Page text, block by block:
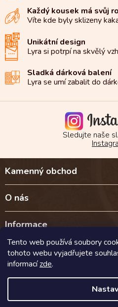
Tento web používá soubory
tohoto webu vyjadřujete
informacízde.
Každý kousek má svůj
Víte kde byly sklizeny
Unikátní design
Lyra si potrpí na skvělý
Sladká dárková balení
Lyra se umí zabalit do
Sledujte naše
Z
p
Kamenný obchod
O nás
Informace
Kontakt
Doprava a platba